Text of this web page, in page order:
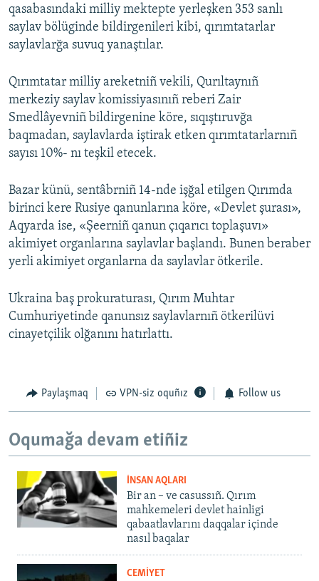
qasabasındaki milliy mektepte yerleşken 353 sanlı
saylav bölüginde bildirgenileri kibi, qırımtatarlar
saylavlarğa suvuq yanaştılar.
Qırımtatar milliy areketniñ vekili, Qurıltaynıñ
merkeziy saylav komissiyasınıñ reberi Zair
Smedlâyevniñ bildirgenine köre, sıqıştıruvğa
baqmadan, saylavlarda iştirak etken qırımtatarlarnıñ
sayısı 10%- nı teşkil etecek.
Bazar künü, sentâbrniñ 14-nde işğal etilgen Qırımda
birinci kere Rusiye qanunlarına köre, «Devlet şurası»,
Aqyarda ise, «Şeerniñ qanun çıqarıcı toplaşuvı»
akimiyet organlarına saylavlar başlandı. Bunen beraber
yerli akimiyet organlarna da saylavlar ötkerile.
Ukraina baş prokuraturası, Qırım Muhtar
Cumhuriyetinde qanunsız saylavlarnıñ ötkerilüvi
cinayetçilik olğanını hatırlattı.
Paylaşmaq VPN-siz oquñız Follow us
Oqumağa devam etiñiz
İNSAN AQLARI
Bir an – ve casussıñ. Qırım
mahkemeleri devlet hainligi
qabaatlavlarını daqqalar içinde
nasıl baqalar
CEMİYET